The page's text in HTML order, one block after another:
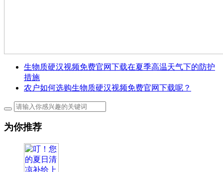
生物质硬汉视频免费官网下载在夏季高温天气下的防护
措施
农户如何选购生物质硬汉视频免费官网下载呢？
为你推荐